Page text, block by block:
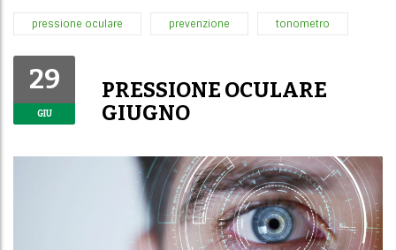
pressione oculare prevenzione tonometro
29
GIU
PRESSIONE OCULARE
GIUGNO